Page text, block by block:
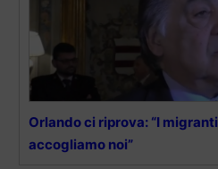
Orlando ci riprova: “I
accogliamo noi”